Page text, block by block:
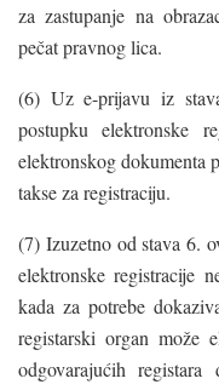
za zastupanje na
pečat pravnog lica.
(6) Uz e-prijavu iz
postupku elektronske
elektronskog dokumenta
takse za registraciju.
(7) Izuzetno od stava 6.
elektronske registracije
kada za potrebe
registarski organ može
odgovarajućih